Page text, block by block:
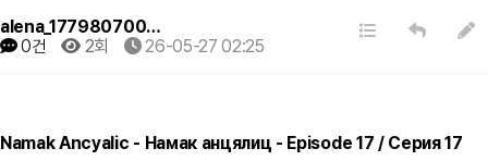
alena_177980700…
0건
2회 26-05-27 02:25
Namak Ancyalic - Намак анцялиц - Episode 17 / Серия 17